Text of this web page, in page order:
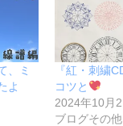
、ミ
よ
『紅・刺繍
コツと
2024年10月2
ブログその他